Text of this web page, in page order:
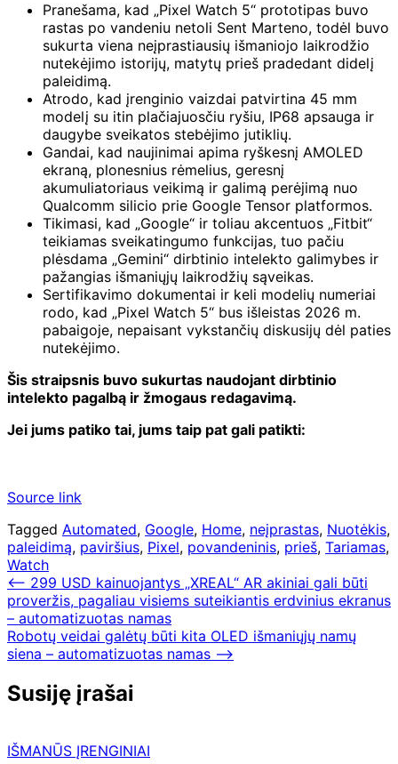
Pranešama, kad „Pixel Watch 5“ prototipas buvo
rastas po vandeniu netoli Sent Marteno, todėl buvo
sukurta viena neįprastiausių išmaniojo laikrodžio
nutekėjimo istorijų, matytų prieš pradedant didelį
paleidimą.
Atrodo, kad įrenginio vaizdai patvirtina 45 mm
modelį su itin plačiajuosčiu ryšiu, IP68 apsauga ir
daugybe sveikatos stebėjimo jutiklių.
Gandai, kad naujinimai apima ryškesnį AMOLED
ekraną, plonesnius rėmelius, geresnį
akumuliatoriaus veikimą ir galimą perėjimą nuo
Qualcomm silicio prie Google Tensor platformos.
Tikimasi, kad „Google“ ir toliau akcentuos „Fitbit“
teikiamas sveikatingumo funkcijas, tuo pačiu
plėsdama „Gemini“ dirbtinio intelekto galimybes ir
pažangias išmaniųjų laikrodžių sąveikas.
Sertifikavimo dokumentai ir keli modelių numeriai
rodo, kad „Pixel Watch 5“ bus išleistas 2026 m.
pabaigoje, nepaisant vykstančių diskusijų dėl paties
nutekėjimo.
Šis straipsnis buvo sukurtas naudojant dirbtinio
intelekto pagalbą ir žmogaus redagavimą.
Jei jums patiko tai, jums taip pat gali patikti:
Source link
Tagged Automated, Google, Home, neįprastas, Nuotėkis,
paleidimą, paviršius, Pixel, povandeninis, prieš, Tariamas,
Watch
Navigacija
tarp
įrašų
⟵ 299 USD kainuojantys „XREAL“ AR akiniai gali būti
proveržis, pagaliau visiems suteikiantis erdvinius ekranus
– automatizuotas namas
Robotų veidai galėtų būti kita OLED išmaniųjų namų
siena – automatizuotas namas ⟶
Susiję įrašai
IŠMANŪS ĮRENGINIAI